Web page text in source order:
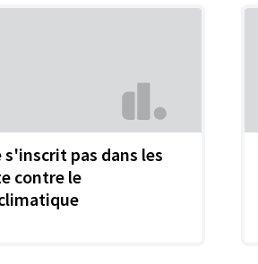
pas dans les
contre le